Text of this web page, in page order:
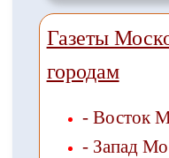
Газеты
городам
- Восток
- Запад